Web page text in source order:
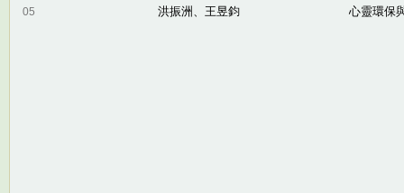
05 洪振洲、 王昱鈞 心靈環保